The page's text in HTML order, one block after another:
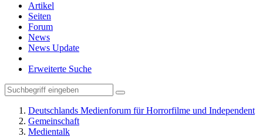
Artikel
Seiten
Forum
News
News Update
Erweiterte Suche
Deutschlands Medienforum für Horrorfilme und Independent
Gemeinschaft
Medientalk